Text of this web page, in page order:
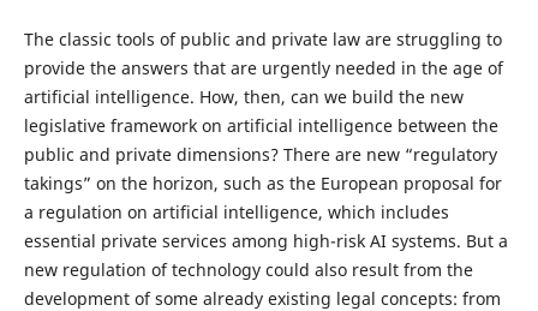
The classic tools of public and private law are struggling to
provide the answers that are urgently needed in the age of
artificial intelligence. How, then, can we build the new
legislative framework on artificial intelligence between the
public and private dimensions? There are new “regulatory
takings” on the horizon, such as the European proposal for
a regulation on artificial intelligence, which includes
essential private services among high-risk AI systems. But a
new regulation of technology could also result from the
development of some already existing legal concepts: from